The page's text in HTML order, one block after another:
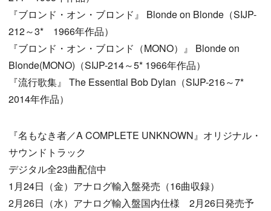
『ブロンド・オン・ブロンド』 Blonde on Blonde（SIJP-
212～3* 1966年作品）
『ブロンド・オン・ブロンド（MONO）』 Blonde on
Blonde(MONO)（SIJP-214～5* 1966年作品）
『流行歌集』 The Essential Bob Dylan（SIJP-216～7*
2014年作品）
『名もなき者／A COMPLETE UNKNOWN』オリジナル・
サウンドトラック
デジタル全23曲配信中
1月24日（金）アナログ輸入盤発売（16曲収録）
2月26日（水）アナログ輸入盤国内仕様 2月26日発売予